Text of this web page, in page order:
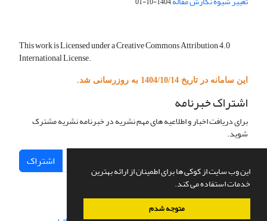
این وب سایت از کوکی ها برای اطمینان از ارائه بهترین
خدمات استفاده می کند.
متوجه شدم
This work is Licensed under a Creative Commons Attribution 4.0
International License.
این سامانه در تاریخ 1404/10/14 به روزرسانی شد.
اشتراک خبرنامه
برای دریافت اخبار و اطلاعیه های مهم نشریه در خبرنامه نشریه مشترک
شوید.
اشتراک